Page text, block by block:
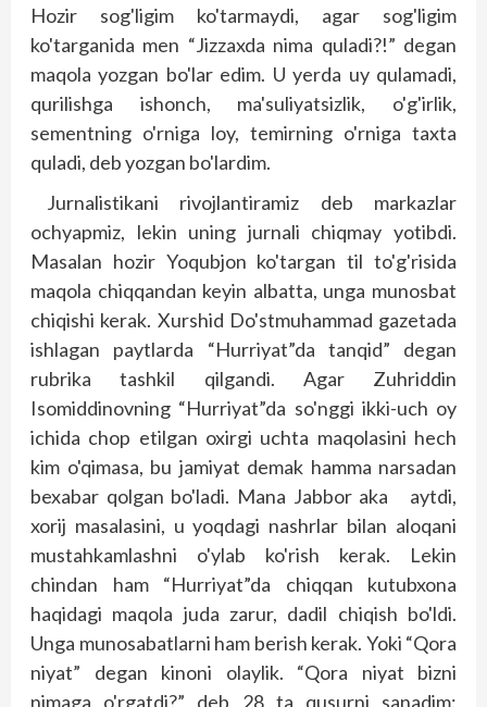
Hozir sog'ligim ko'tarmaydi, agar sog'ligim
ko'targanida men “Jizzaxda nima quladi?!” degan
maqola yozgan bo'lar edim. U yerda uy qulamadi,
qurilishga ishonch, ma'suliyatsizlik, o'g'irlik,
sementning o'rniga loy, temirning o'rniga taxta
quladi, deb yozgan bo'lardim.
Jurnalistikani rivojlantiramiz deb markazlar
ochyapmiz, lekin uning jurnali chiqmay yotibdi.
Masalan hozir Yoqubjon ko'targan til to'g'risida
maqola chiqqandan keyin albatta, unga munosbat
chiqishi kerak. Xurshid Do'stmuhammad gazetada
ishlagan paytlarda “Hurriyat”da tanqid” degan
rubrika tashkil qilgandi. Agar Zuhriddin
Isomiddinovning “Hurriyat”da so'nggi ikki-uch oy
ichida chop etilgan oxirgi uchta maqolasini hech
kim o'qimasa, bu jamiyat demak hamma narsadan
bexabar qolgan bo'ladi. Mana Jabbor aka ayt­­di,
xorij masalasini, u yoqdagi nashrlar bilan aloqani
mus­tahkamlashni o'ylab ko'rish kerak. Lekin
chindan ham “Hurriyat”da chiqqan kutubxona
haqidagi maqola juda zarur, dadil chiqish bo'ldi.
Unga munosabatlarni ham berish kerak. Yoki “Qora
niyat” degan kinoni olaylik. “Qora niyat bizni
nimaga o'rgatdi?” deb 28 ta qusurni sanadim: